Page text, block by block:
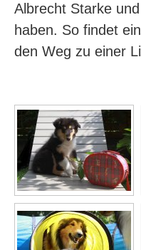
Albrecht Starke
haben. So findet
den Weg zu einer